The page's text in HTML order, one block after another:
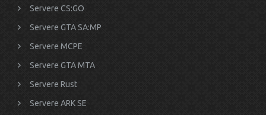
Servere CS:GO
Servere GTA SA:MP
Servere MCPE
Servere GTA MTA
Servere Rust
Servere ARK SE